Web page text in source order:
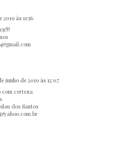
2019 às 11:56
junho de 2019 às 12:07
com certeza
dos Santos